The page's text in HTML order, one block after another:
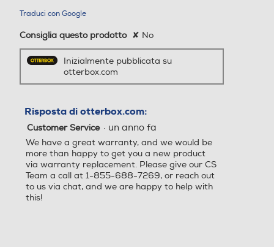
Traduci con Google
Consiglia questo prodotto ✘ No
Inizialmente pubblicata su
otterbox.com
Risposta di otterbox.com:
Customer Service · un anno fa
We have a great warranty, and we would be
more than happy to get you a new product
via warranty replacement. Please give our CS
Team a call at 1-855-688-7269, or reach out
to us via chat, and we are happy to help with
this!